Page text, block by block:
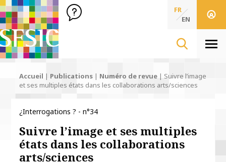
SFSIC Société Française des Sciences de l'Information & de
Société Française des Sciences
de l'Information
FR
EN
Accueil | Publications | Numéro de revue | Suivre l’image
et ses multiples états dans les collaborations arts/sciences
¿Interrogations ? - n°34
Suivre l’image et ses multiples
états dans les collaborations
arts/sciences